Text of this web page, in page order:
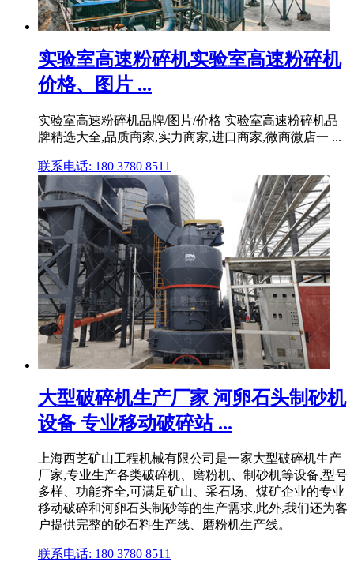
实验室高速粉碎机实验室高速粉碎机
价格、图片 ...
实验室高速粉碎机品牌/图片/价格 实验室高速粉碎机品
牌精选大全,品质商家,实力商家,进口商家,微商微店一 ...
联系电话: 180 3780 8511
大型破碎机生产厂家 河卵石头制砂机
设备 专业移动破碎站 ...
上海西芝矿山工程机械有限公司是一家大型破碎机生产
厂家,专业生产各类破碎机、磨粉机、制砂机等设备,型号
多样、功能齐全,可满足矿山、采石场、煤矿企业的专业
移动破碎和河卵石头制砂等的生产需求,此外,我们还为客
户提供完整的砂石料生产线、磨粉机生产线。
联系电话: 180 3780 8511